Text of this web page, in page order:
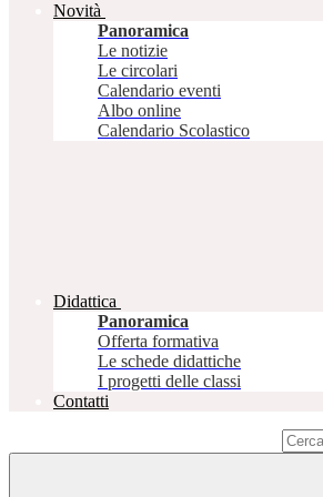
Novità
Panoramica
Le notizie
Le circolari
Calendario eventi
Albo online
Calendario Scolastico
Didattica
Panoramica
Offerta formativa
Le schede didattiche
I progetti delle classi
Contatti